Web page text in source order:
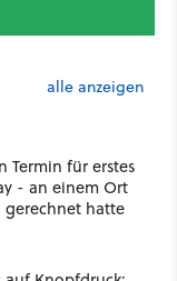
alle anzeigen
Termin für erstes
- an einem Ort
hatte